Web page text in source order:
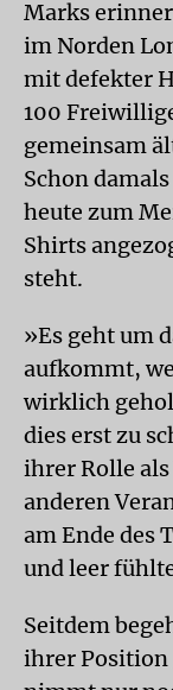
Marks
im Norden
mit defekter
100
gemeinsam
Schon
heute zum
Shirts
steht.
»Es geht um
aufkommt,
wirklich
dies erst zu
ihrer Rolle
anderen
am Ende des
und leer
Seitdem
ihrer Position